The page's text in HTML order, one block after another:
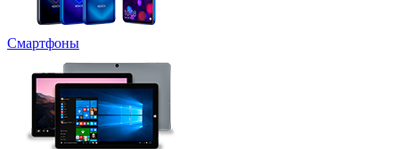
Смартфоны